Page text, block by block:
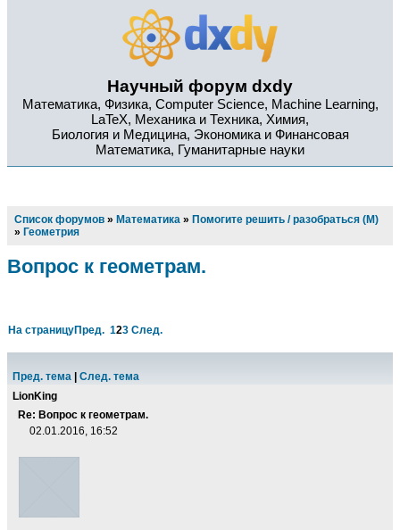
Научный форум dxdy
Математика, Физика, Computer Science, Machine Learning,
LaTeX, Механика и Техника, Химия,
Биология и Медицина, Экономика и Финансовая
Математика, Гуманитарные науки
Список форумов » Математика » Помогите решить / разобраться (М)
» Геометрия
Вопрос к геометрам.
На страницуПред. 123 След.
Пред. тема
След. тема
LionKing
Re: Вопрос к геометрам.
02.01.2016, 16:52